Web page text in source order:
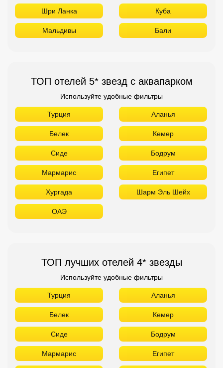
Шри Ланка Куба
Мальдивы Бали
ТОП отелей 5* звезд с аквапарком
Используйте удобные фильтры
Турция Аланья
Белек Кемер
Сиде Бодрум
Мармарис Египет
Хургада Шарм Эль Шейх
ОАЭ
ТОП лучших отелей 4* звезды
Используйте удобные фильтры
Турция Аланья
Белек Кемер
Сиде Бодрум
Мармарис Египет